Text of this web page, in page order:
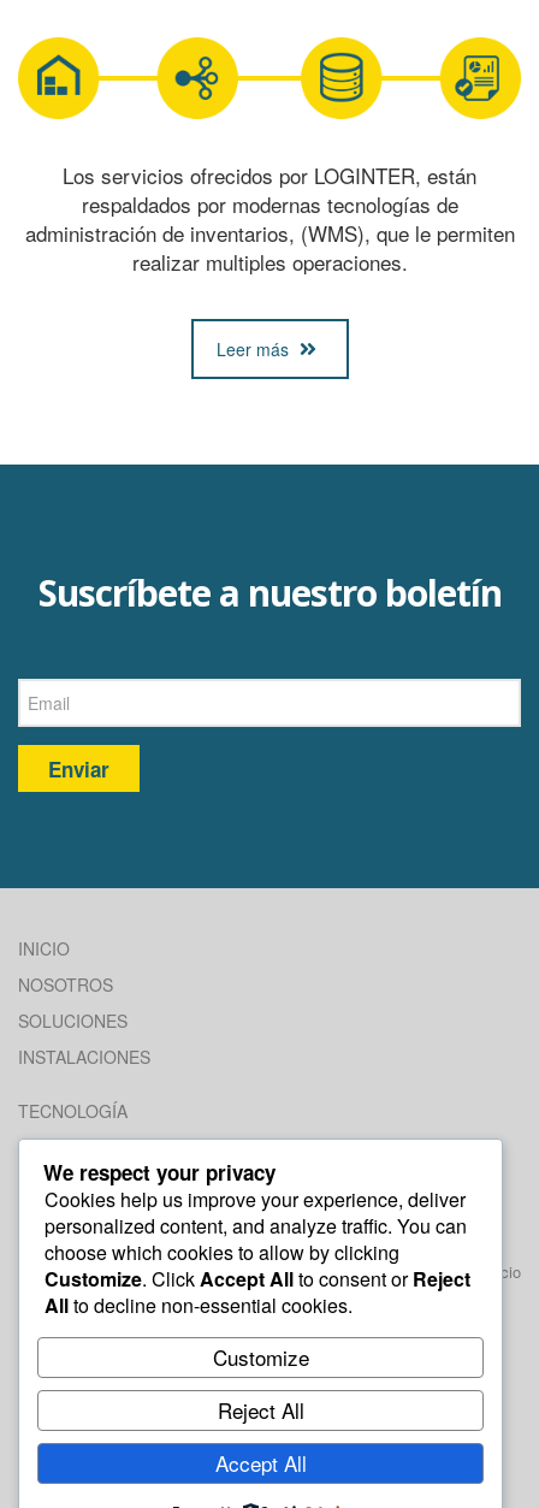
Los servicios ofrecidos por LOGINTER, están
respaldados por modernas tecnologías de
administración de inventarios, (WMS), que le permiten
realizar multiples operaciones.
Leer más
Suscríbete a nuestro boletín
Enviar
INICIO
NOSOTROS
SOLUCIONES
INSTALACIONES
TECNOLOGÍA
ENLACES
CONTÁCTENOS
TERMINOS Y CONDICIONES
Km. 28 1/2 Carretera a Comalapa, Zona Franca Internacional, Edificio
7. El Salvador, Centroamérica.
+503 2314 9690
We respect your privacy
Cookies help us improve your experience, deliver
personalized content, and analyze traffic. You can
choose which cookies to allow by clicking
Customize. ClickAccept Allto consent orReject
Allto decline non-essential cookies.
Customize
Reject All
Accept All